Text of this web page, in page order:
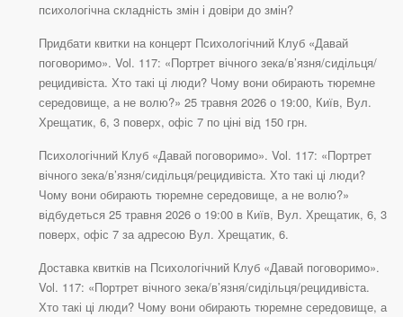
психологічна складність змін і довіри до змін?
Придбати квитки на концерт Психологічний Клуб «Давай
поговоримо». Vol. 117: «Портрет вічного зека/в’язня/сидільця/
рецидивіста. Хто такі ці люди? Чому вони обирають тюремне
середовище, а не волю?» 25 травня 2026 о 19:00, Київ, Вул.
Хрещатик, 6, 3 поверх, офіс 7 по ціні від 150 грн.
Психологічний Клуб «Давай поговоримо». Vol. 117: «Портрет
вічного зека/в’язня/сидільця/рецидивіста. Хто такі ці люди?
Чому вони обирають тюремне середовище, а не волю?»
відбудеться 25 травня 2026 о 19:00 в Київ, Вул. Хрещатик, 6, 3
поверх, офіс 7 за адресою Вул. Хрещатик, 6.
Доставка квитків на Психологічний Клуб «Давай поговоримо».
Vol. 117: «Портрет вічного зека/в’язня/сидільця/рецидивіста.
Хто такі ці люди? Чому вони обирають тюремне середовище, а